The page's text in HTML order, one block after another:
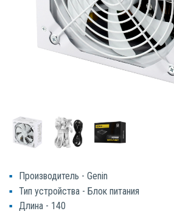
Производитель - Genin
Тип устройства - Блок питания
Длина - 140